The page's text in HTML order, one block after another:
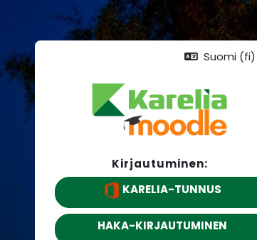
Suomi ‎(fi)‎
Kirjautuminen:
KARELIA-TUNNUS
HAKA-KIRJAUTUMINEN